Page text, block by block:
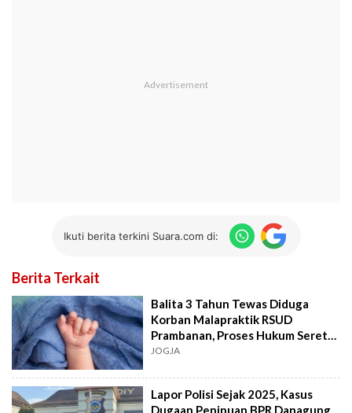
Ikuti berita terkini Suara.com di:
Berita Terkait
Balita 3 Tahun Tewas Diduga
Korban Malapraktik RSUD
Prambanan, Proses Hukum Seret
Nama Direktur
JOGJA
Lapor Polisi Sejak 2025, Kasus
Dugaan Penipuan BPR Danagung